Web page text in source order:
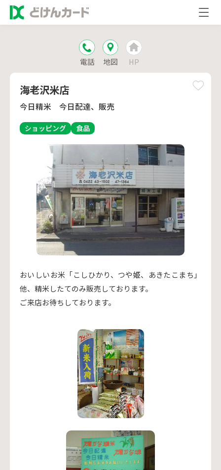
電話 地図 HP
海老沢米店
今日精米 今日配達、販売
ショッピング 食品
おいしいお米「こしひかり、つや姫、あきたこまち」
他、精米したてのみ販売しております。
ご来店お待ちしております。